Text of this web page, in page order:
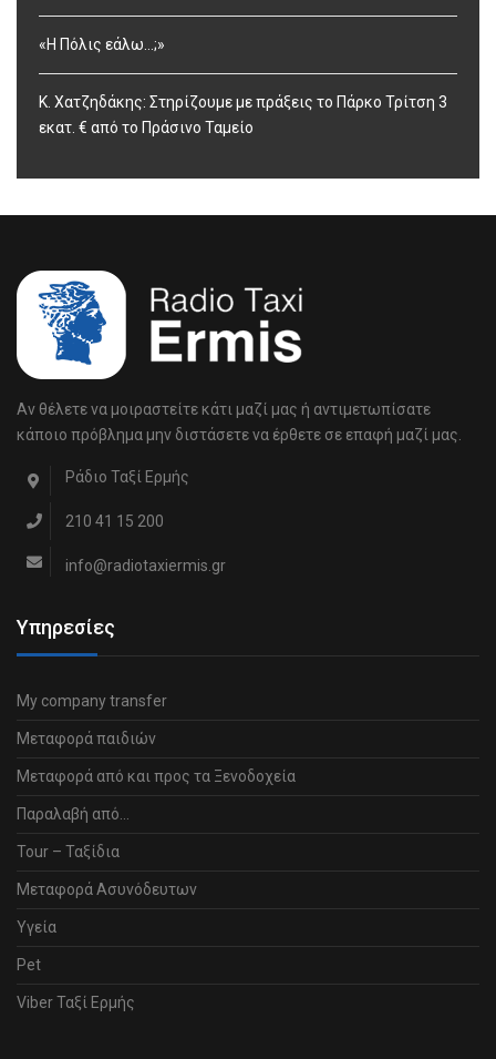
«Η Πόλις εάλω…;»
Κ. Χατζηδάκης: Στηρίζουμε με πράξεις το Πάρκο Τρίτση 3
εκατ. € από το Πράσινο Ταμείο
Αν θέλετε να μοιραστείτε κάτι μαζί μας ή αντιμετωπίσατε
κάποιο πρόβλημα μην διστάσετε να έρθετε σε επαφή μαζί μας.
Ράδιο Ταξί Ερμής
210 41 15 200
info@radiotaxiermis.gr
Υπηρεσίες
My company transfer
Μεταφορά παιδιών
Μεταφορά από και προς τα Ξενοδοχεία
Παραλαβή από…
Tour – Ταξίδια
Μεταφορά Ασυνόδευτων
Υγεία
Pet
Viber Ταξί Ερμής